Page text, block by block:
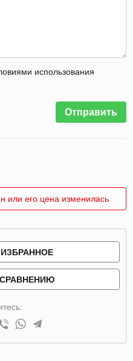
использования
Отправить
или его цена изменилась